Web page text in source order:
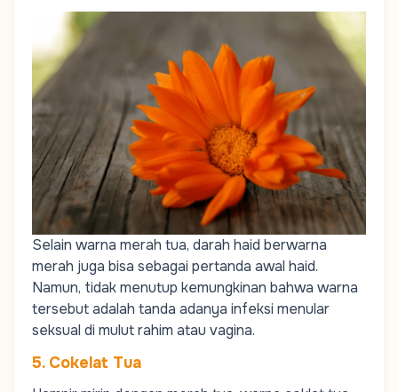
Selain warna merah tua, darah haid berwarna
merah juga bisa sebagai pertanda awal haid.
Namun, tidak menutup kemungkinan bahwa warna
tersebut adalah tanda adanya infeksi menular
seksual di mulut rahim atau vagina.
5. Cokelat Tua